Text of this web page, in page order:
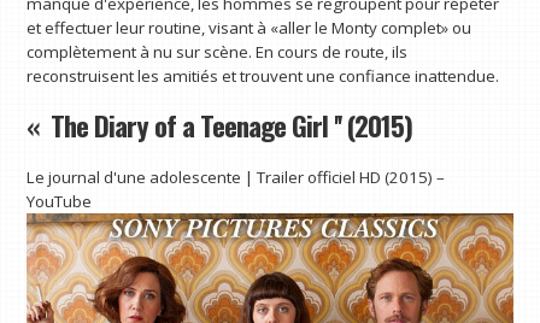
et effectuer leur routine, visant à «aller le Monty complet» ou
complètement à nu sur scène. En cours de route, ils
reconstruisent les amitiés et trouvent une confiance inattendue.
« The Diary of a Teenage Girl '' (2015)
Le journal d'une adolescente | Trailer officiel HD (2015) –
YouTube